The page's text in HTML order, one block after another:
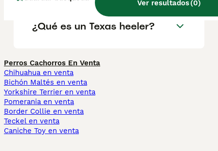
Ver resultados(0)
¿Qué es un Texas heeler?
Perros Cachorros En Venta
Chihuahua en venta
Bichón Maltés en venta
Yorkshire Terrier en venta
Pomerania en venta
Border Collie en venta
Teckel en venta
Caniche Toy en venta